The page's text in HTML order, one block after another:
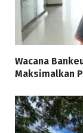
Wacana
Maksimalkan